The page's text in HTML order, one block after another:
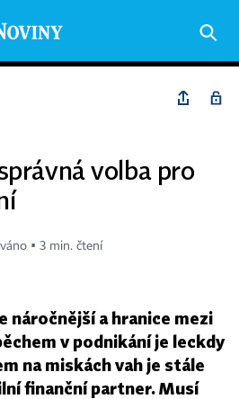
volba pro
▪ 3 min. čtení
náročnější a hranice mezi
v podnikání je leckdy
na miskách vah je stále
finanční partner. Musí